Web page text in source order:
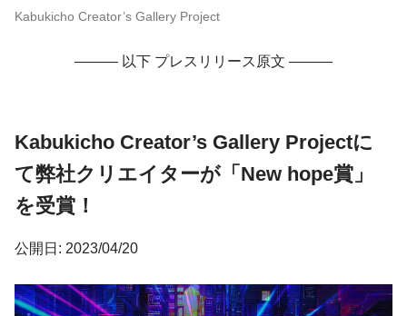
Kabukicho Creator’s Gallery Project
——— 以下 プレスリリース原文 ———
Kabukicho Creator’s Gallery Projectに
て弊社クリエイターが「New hope賞」
を受賞！
公開日: 2023/04/20